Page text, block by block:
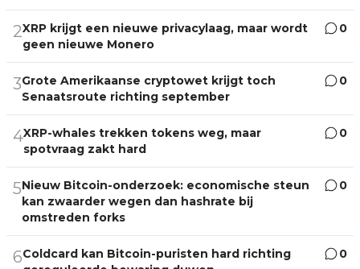
2XRP krijgt een nieuwe privacylaag, maar wordt
geen nieuwe Monero
0
3Grote Amerikaanse cryptowet krijgt toch
Senaatsroute richting september
0
4XRP-whales trekken tokens weg, maar
spotvraag zakt hard
0
5Nieuw Bitcoin-onderzoek: economische steun
kan zwaarder wegen dan hashrate bij
omstreden forks
0
6Coldcard kan Bitcoin-puristen hard richting
0